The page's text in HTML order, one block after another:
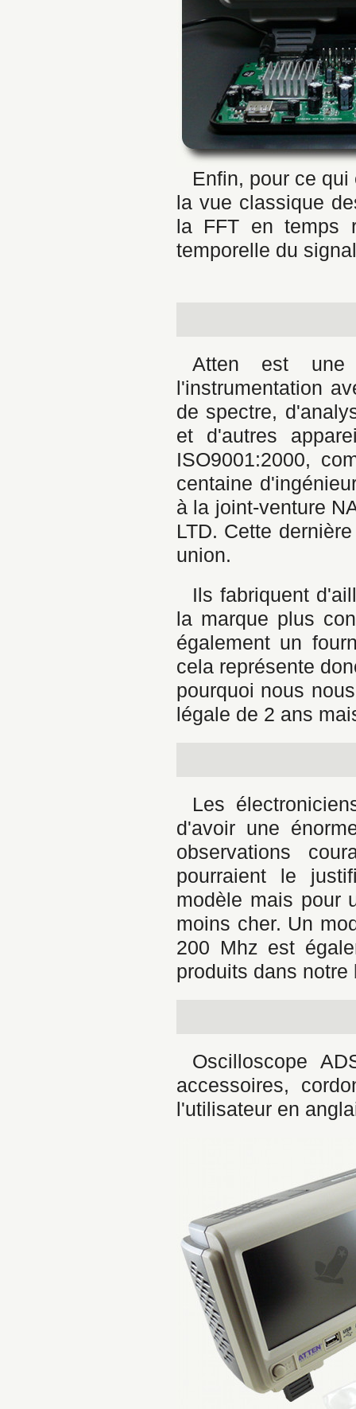
Enfin, pour ce
la vue classique
la FFT en temps
temporelle du
Atten est une
l'instrumentation
de spectre,
et d'autres
ISO9001:2000,
centaine
à la joint-venture
LTD. Cette
union.
Ils fabriquent
la marque plus
également un
cela représente
pourquoi nous
légale de 2 ans
Les
d'avoir une
observations
pourraient le
modèle mais pour
moins cher. Un
200 Mhz est
produits dans notre
Oscilloscope
accessoires,
l'utilisateur en